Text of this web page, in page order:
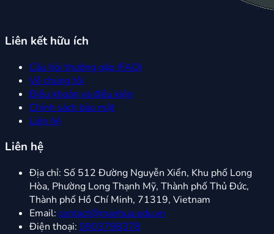
Liên kết hữu ích
Câu hỏi thường gặp (FAQ)
Về chúng tôi
Điều khoản và điều kiện
Chính sách bảo mật
Liên hệ
Liên hệ
Địa chỉ: Số 512 Đường Nguyễn Xiển, Khu phố Long
Hòa, Phường Long Thạnh Mỹ, Thành phố Thủ Đức,
Thành phố Hồ Chí Minh, 71319, Vietnam
Email: contact@manhua.edu.vn
Điện thoại: 0903798378